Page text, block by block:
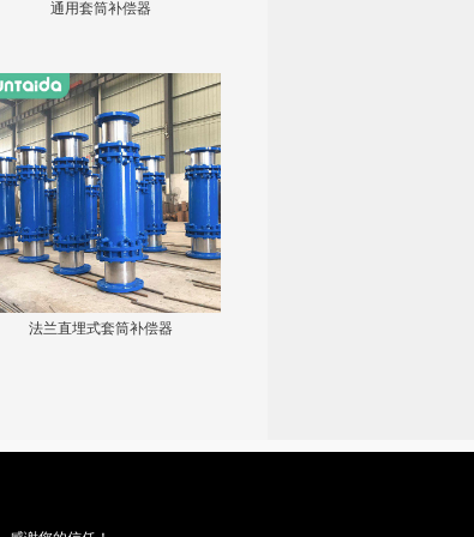
通用套筒补偿器
法兰直埋式套筒补偿器